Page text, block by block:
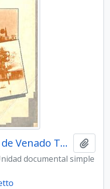
Conociendo las calles de Venado Tuerto. Sus nombres y sus fundamentos.
documental simple